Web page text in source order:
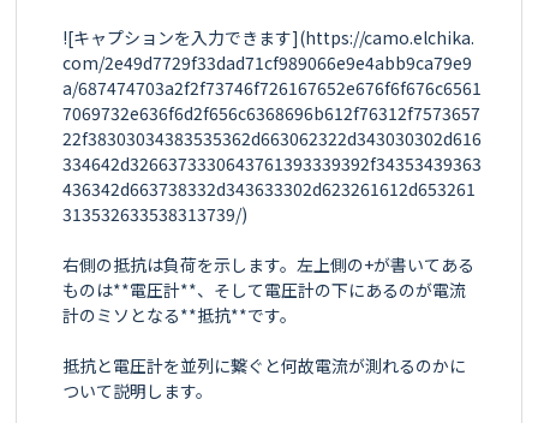
![キャプションを入力できます](https://camo.elchika.
com/2e49d7729f33dad71cf989066e9e4abb9ca79e9
a/687474703a2f2f73746f726167652e676f6f676c6561
7069732e636f6d2f656c6368696b612f76312f7573657
22f38303034383535362d663062322d343030302d616
334642d3266373330643761393339392f34353439363
436342d663738332d343633302d623261612d653261
313532633538313739/)
右側の抵抗は負荷を示します。左上側の+が書いてある
ものは**電圧計**、そして電圧計の下にあるのが電流
計のミソとなる**抵抗**です。
抵抗と電圧計を並列に繋ぐと何故電流が測れるのかに
ついて説明します。